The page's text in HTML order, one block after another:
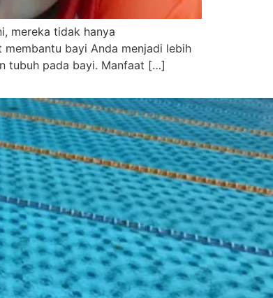
mereka tidak hanya
bayi Anda menjadi lebih
tubuh pada bayi. Manfaat […]